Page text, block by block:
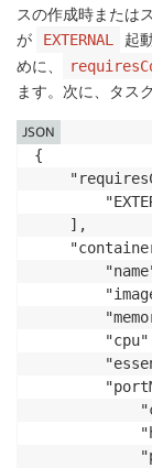
スの作成時または
が
EXTERNAL
起
めに、
ます。次に、タス
{
JSON